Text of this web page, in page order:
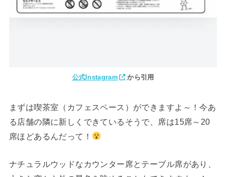
公式Instagram から引用
まずは喫茶室（カフェスペース）ができますよ～！今あ
る店舗の隣に新しくできているそうで、席は15席～20
席ほどあるんだって！
ナチュラルウッドなカウンター席とテーブル席があり、